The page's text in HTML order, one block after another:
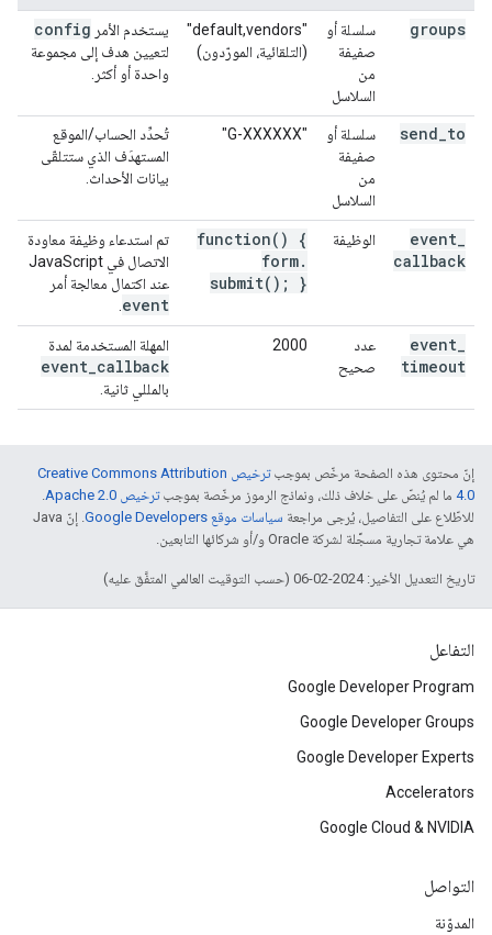
groups
سلسلة أو
صفيفة
من
السلاسل
"default,vendors"
(التلقائية، المورّدون)
يستخدم الأمر config
لتعيين هدف إلى مجموعة
واحدة أو أكثر.
send to
سلسلة أو
صفيفة
من
السلاسل
"G-XXXXXX"
تُحدِّد الحساب/الموقع
المستهدَف الذي ستتلقّى
بيانات الأحداث.
event
callback
الوظيفة function( ) {
form.
submit( ); }
تم استدعاء وظيفة معاودة
الاتصال في JavaScript
عند اكتمال معالجة أمر
event
event
timeout
عدد
صحيح
2000 المهلة المستخدمة لمدة
event callback
بالمللي ثانية.
إنّ محتوى هذه الصفحة مرخّص بموجب
ترخيص Creative Commons Attribution
4.0‏ ما لم يُنصّ على خلاف ذلك، ونماذج الرموز مرخّصة بموجبترخيص Apache 2.0‏
.
للاطّلاع على التفاصيل، يُرجى مراجعة سياسات موقع Google Developers‏
. إنّ Java
هي علامة تجارية مسجَّلة لشركة Oracle و/أو شركائها التابعين.
تاريخ التعديل الأخير: 2024-02-06 (حسب التوقيت العالمي المتفَّق عليه)
التفاعل
Google Developer Program
Google Developer Groups
Google Developer Experts
Accelerators
Google Cloud & NVIDIA
التواصل
المدوّنة